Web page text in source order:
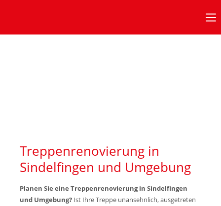
Bürozeiten
Treppenrenovierung in
Sindelfingen und Umgebung
Planen Sie eine Treppenrenovierung in Sindelfingen
und Umgebung? Ist Ihre Treppe unansehnlich, ausgetreten